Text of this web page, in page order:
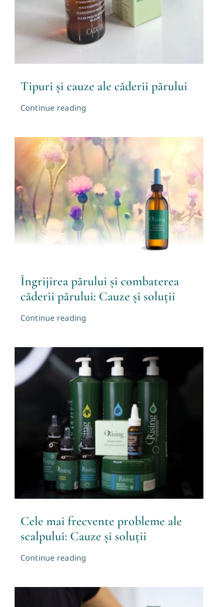
Tipuri și cauze ale căderii părului
Continue reading
Îngrijirea părului și combaterea
căderii părului: Cauze și soluții
Continue reading
Cele mai frecvente probleme ale
scalpului: Cauze și soluții
Continue reading